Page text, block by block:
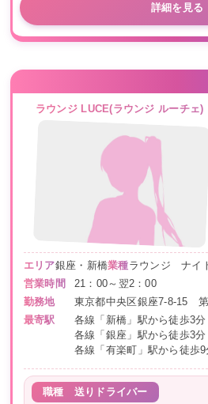
詳細を見る
ラウンジ LUCE(ラウンジ ルーチェ)
エリア銀座・新橋業種ラウンジ ナイ
営業時間
21：00～翌2：00
勤務地
東京都中央区銀座7-8-15
最寄駅
各線「新橋」駅から徒歩3分
各線「銀座」駅から徒歩3分
各線「有楽町」駅から徒歩9
職種 送りドライバー